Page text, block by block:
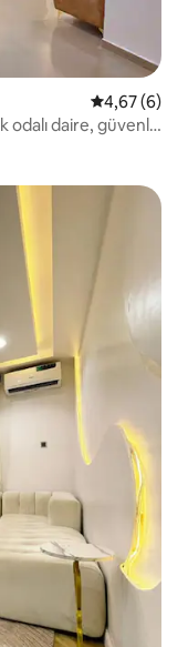
5 üzerinden
4,67 (6)
odalı daire, güvenli